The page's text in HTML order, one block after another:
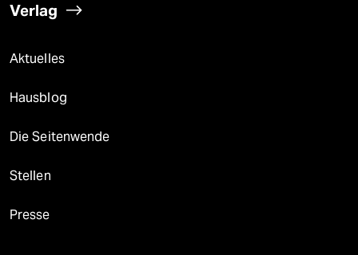
Verlag
Aktuelles
Hausblog
Die Seitenwende
Stellen
Presse